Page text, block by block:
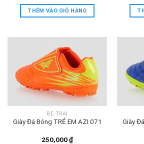
THÊM VÀO GIỎ HÀNG
BÉ TRAI
Giày Đá Bóng TRẺ EM AZI 071
250,000₫
Giày